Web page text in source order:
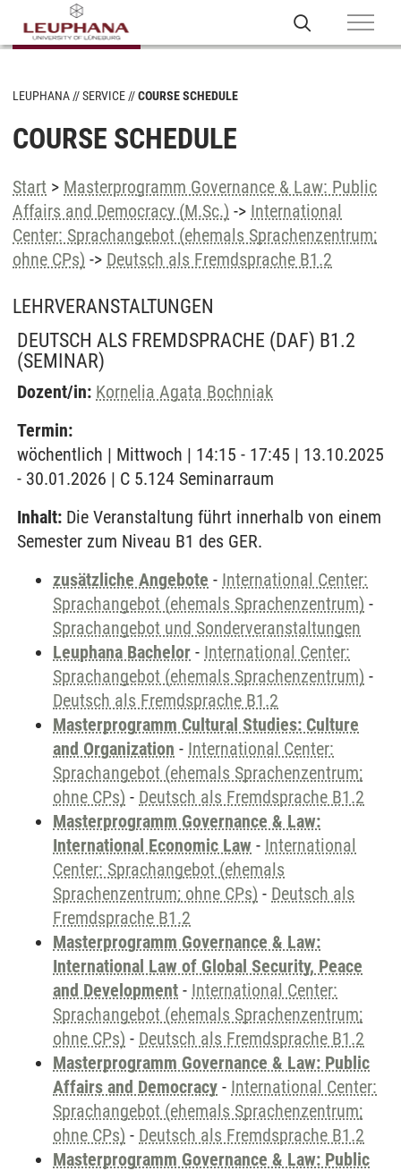
LEUPHANA SERVICE COURSE SCHEDULE
COURSE SCHEDULE
Start > Masterprogramm Governance & Law: Public
Affairs and Democracy (M.Sc.) -> International
Center: Sprachangebot (ehemals Sprachenzentrum;
ohne CPs) -> Deutsch als Fremdsprache B1.2
LEHRVERANSTALTUNGEN
DEUTSCH ALS FREMDSPRACHE (DAF) B1.2
(SEMINAR)
Dozent/in: Kornelia Agata Bochniak
Termin:
wöchentlich | Mittwoch | 14:15 - 17:45 | 13.10.2025
- 30.01.2026 | C 5.124 Seminarraum
Inhalt: Die Veranstaltung führt innerhalb von einem
Semester zum Niveau B1 des GER.
zusätzliche Angebote - International Center:
Sprachangebot (ehemals Sprachenzentrum) -
Sprachangebot und Sonderveranstaltungen
Leuphana Bachelor - International Center:
Sprachangebot (ehemals Sprachenzentrum) -
Deutsch als Fremdsprache B1.2
Masterprogramm Cultural Studies: Culture
and Organization - International Center:
Sprachangebot (ehemals Sprachenzentrum;
ohne CPs) - Deutsch als Fremdsprache B1.2
Masterprogramm Governance & Law:
International Economic Law - International
Center: Sprachangebot (ehemals
Sprachenzentrum; ohne CPs) - Deutsch als
Fremdsprache B1.2
Masterprogramm Governance & Law:
International Law of Global Security, Peace
and Development - International Center:
Sprachangebot (ehemals Sprachenzentrum;
ohne CPs) - Deutsch als Fremdsprache B1.2
Masterprogramm Governance & Law: Public
Affairs and Democracy - International Center:
Sprachangebot (ehemals Sprachenzentrum;
ohne CPs) - Deutsch als Fremdsprache B1.2
Masterprogramm Governance & Law: Public